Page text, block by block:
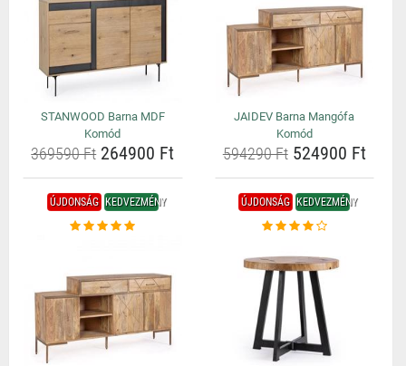
STANWOOD Barna MDF
Komód
369590 Ft264900 Ft
JAIDEV Barna Mangófa
Komód
594290 Ft524900 Ft
ÚJDONSÁG KEDVEZMÉNY ÚJDONSÁG KEDVEZMÉNY